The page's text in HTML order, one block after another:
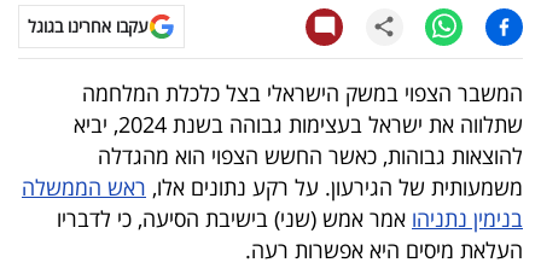
עסקי
ספורט
קריירה
ולימודים
מינויים
רייטינג
עקבו אחרינו בגוגל
המשבר הצפוי במשק הישראלי בצל כלכלת המלחמה
שתלווה את ישראל בעצימות גבוהה בשנת 2024, יביא
להוצאות גבוהות, כאשר החשש הצפוי הוא מהגדלה
משמעותית של הגירעון. על רקע נתונים אלו, ראש הממשלה
בנימין נתניהו אמר אמש (שני) בישיבת הסיעה, כי לדבריו
העלאת מיסים היא אפשרות רעה.